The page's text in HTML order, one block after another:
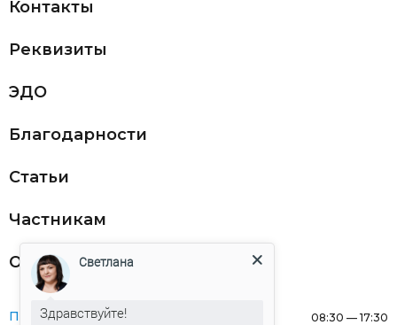
Контакты
Реквизиты
ЭДО
Благодарности
Статьи
Частникам
Оферта
Понедельник: 08:30 — 17:30
Светлана
Здравствуйте!